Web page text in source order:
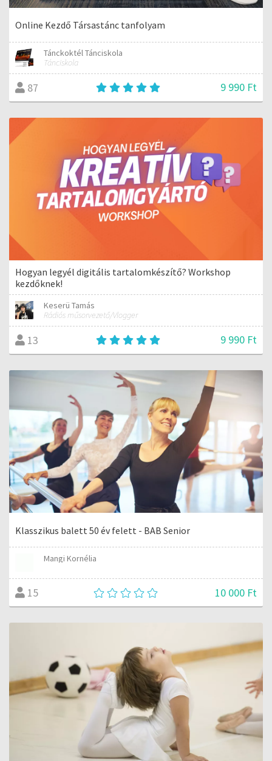
Online Kezdő Társastánc tanfolyam
Tánckoktél Tánciskola
Tánciskola
87 9 990 Ft
Hogyan legyél digitális tartalomkészítő? Workshop
kezdőknek!
Keserü Tamás
Rádiós műsorvezető/Vlogger
13 9 990 Ft
Klasszikus balett 50 év felett - BAB Senior
Mangi Kornélia
15 10 000 Ft